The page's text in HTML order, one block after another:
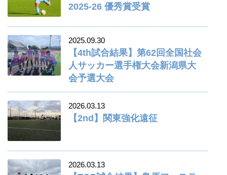
2025-26 優秀賞受賞
2025.09.30
【4th試合結果】第62回全国社会
人サッカー選手権大会新潟県大
会予選大会
2026.03.13
【2nd】関東強化遠征
2026.03.13